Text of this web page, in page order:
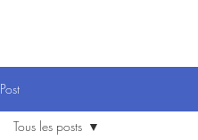
Post
Tous les posts